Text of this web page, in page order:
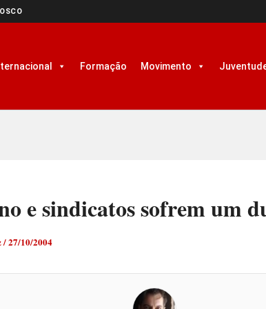
Formação Movimento
e sindicatos sofrem um
/27/10/2004